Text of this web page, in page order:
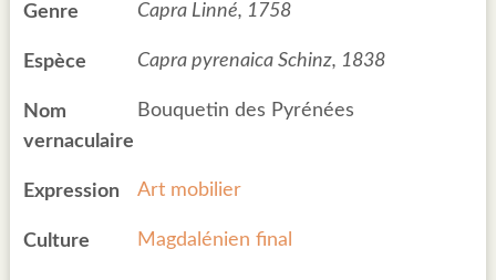
Genre Capra Linné, 1758
Espèce Capra pyrenaica Schinz, 1838
Nom
vernaculaire
Bouquetin des Pyrénées
Expression Art mobilier
Culture Magdalénien final